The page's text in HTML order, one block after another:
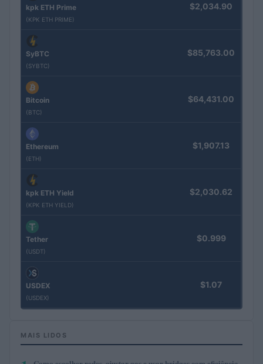
kpk ETH Prime
(KPK ETH PRIME)
$2,034.90
SyBTC
(SYBTC)
$85,763.00
Bitcoin
(BTC)
$64,431.00
Ethereum
(ETH)
$1,907.13
kpk ETH Yield
(KPK ETH YIELD)
$2,030.62
Tether
(USDT)
$0.999
USDEX
(USDEX)
$1.07
MAIS LIDOS